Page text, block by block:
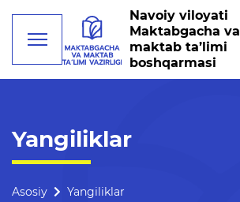
Boshqarma tuzilmasi
Navoiy viloyati
Maktabgacha va
maktab ta’limi
boshqarmasi
Yangiliklar
Asosiy Yangiliklar